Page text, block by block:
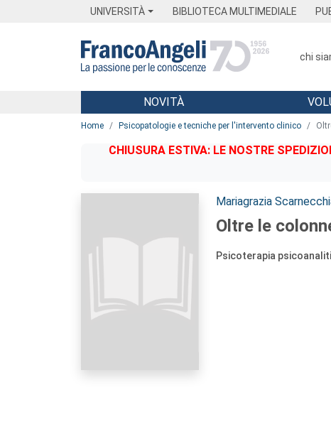
UNIVERSITÀ BIBLIOTECA MULTIMEDIALE
chi
Menu
NOVITÀ
Home Psicopatologie e tecniche per l'intervento clinico
CHIUSURA ESTIVA: LE NOSTRE
Autori:
Mariagrazia
Oltre le
Psicoterapia